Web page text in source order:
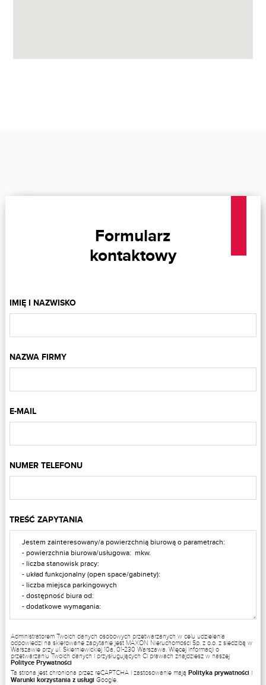
Formularz
kontaktowy
IMIĘ I NAZWISKO
NAZWA FIRMY
E-MAIL
NUMER TELEFONU
TREŚĆ ZAPYTANIA
Administratorem Twoich danych osobowych przetwarzanych w celu udzielenia
odpowiedzi na skierowane zapytanie jest MAXON Nieruchomości Sp. z o.o. z siedzibą w
Warszawie przy ul. Skierniewickiej 10a, 01-230 Warszawa. Więcej informacji o
przetwarzaniu Twoich danych i przysługujących Ci prawach znajdziesz w naszej
Polityce Prywatności
Ta strona jest chroniona przez reCAPTCHA i zastosowanie mają Polityka prywatności i
Warunki korzystania z usługi Google.